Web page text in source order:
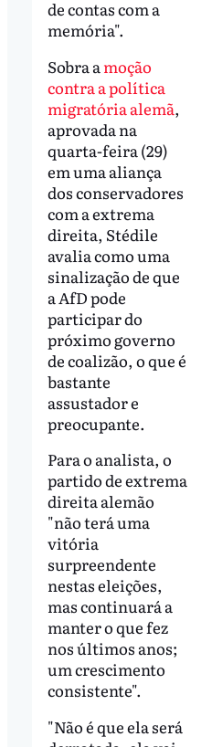
de contas com a
memória".
Sobra a moção
contra a política
migratória alemã,
aprovada na
quarta-feira (29)
em uma aliança
dos conservadores
com a extrema
direita, Stédile
avalia como uma
sinalização de que
a AfD pode
participar do
próximo governo
de coalizão, o que é
bastante
assustador e
preocupante.
Para o analista, o
partido de extrema
direita alemão
"não terá uma
vitória
surpreendente
nestas eleições,
mas continuará a
manter o que fez
nos últimos anos;
um crescimento
consistente".
"Não é que ela será